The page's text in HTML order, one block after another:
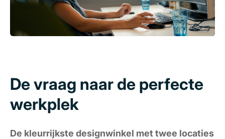
De vraag naar de perfecte
werkplek
De kleurrijkste designwinkel met twee locaties